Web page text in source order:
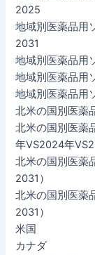
2025
地域別医薬品用
2031
地域別医薬品用
地域別医薬品用
地域別医薬品用
北米の国別医薬
北米の国別医薬
年VS2024年
北米の国別医薬
2031）
北米の国別医薬
2031）
米国
カナダ